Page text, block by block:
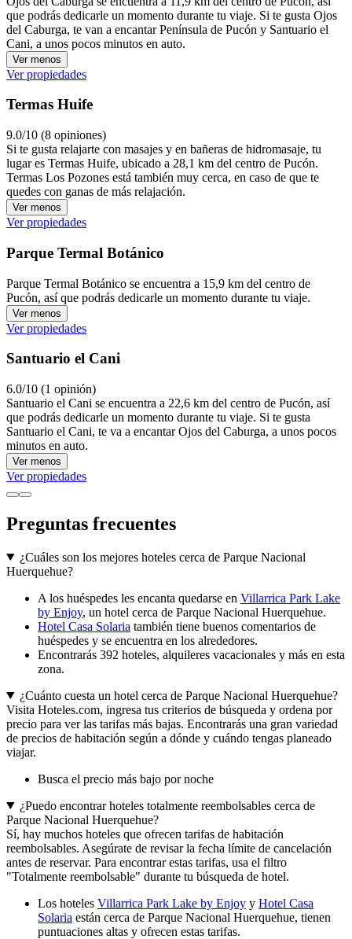
que podrás dedicarle un momento durante tu viaje. Si te gusta Ojos
del Caburga, te van a encantar Península de Pucón y Santuario el
Cani, a unos pocos minutos en auto.
Ver menos
Ver propiedades
Termas Huife
9.0/10 (8 opiniones)
Si te gusta relajarte con masajes y en bañeras de hidromasaje, tu
lugar es Termas Huife, ubicado a 28,1 km del centro de Pucón.
Termas Los Pozones está también muy cerca, en caso de que te
quedes con ganas de más relajación.
Ver menos
Ver propiedades
Parque Termal Botánico
Parque Termal Botánico se encuentra a 15,9 km del centro de
Pucón, así que podrás dedicarle un momento durante tu viaje.
Ver menos
Ver propiedades
Santuario el Cani
6.0/10 (1 opinión)
Santuario el Cani se encuentra a 22,6 km del centro de Pucón, así
que podrás dedicarle un momento durante tu viaje. Si te gusta
Santuario el Cani, te va a encantar Ojos del Caburga, a unos pocos
minutos en auto.
Ver menos
Ver propiedades
Preguntas frecuentes
¿Cuáles son los mejores hoteles cerca de Parque Nacional
Huerquehue?
A los huéspedes les encanta quedarse en Villarrica Park Lake
by Enjoy, un hotel cerca de Parque Nacional Huerquehue.
Hotel Casa Solaria también tiene buenos comentarios de
huéspedes y se encuentra en los alrededores.
Encontrarás 392 hoteles, alquileres vacacionales y más en esta
zona.
¿Cuánto cuesta un hotel cerca de Parque Nacional Huerquehue?
Visita Hoteles.com, ingresa tus criterios de búsqueda y ordena por
precio para ver las tarifas más bajas. Encontrarás una gran variedad
de precios de habitación según a dónde y cuándo tengas planeado
viajar.
Busca el precio más bajo por noche
¿Puedo encontrar hoteles totalmente reembolsables cerca de
Parque Nacional Huerquehue?
Sí, hay muchos hoteles que ofrecen tarifas de habitación
reembolsables. Asegúrate de revisar la fecha límite de cancelación
antes de reservar. Para encontrar estas tarifas, usa el filtro
"Totalmente reembolsable" durante tu búsqueda de hotel.
Los hoteles Villarrica Park Lake by Enjoy y Hotel Casa
Solaria están cerca de Parque Nacional Huerquehue, tienen
puntuaciones altas y ofrecen estas tarifas.